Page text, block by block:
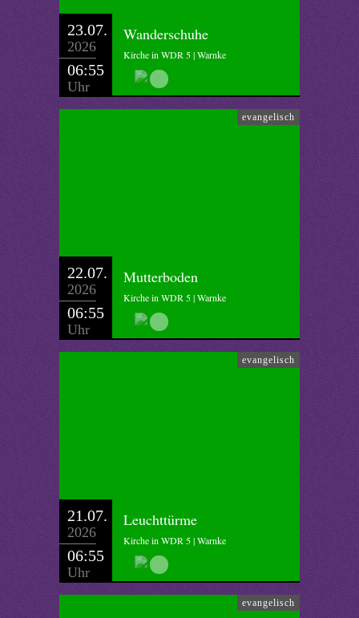
23.07.
2026
06:55
Uhr
Wanderschuhe
Kirche in WDR 5 | Warnke
evangelisch
22.07.
2026
06:55
Uhr
Mutterboden
Kirche in WDR 5 | Warnke
evangelisch
21.07.
2026
06:55
Uhr
Leuchttürme
Kirche in WDR 5 | Warnke
evangelisch